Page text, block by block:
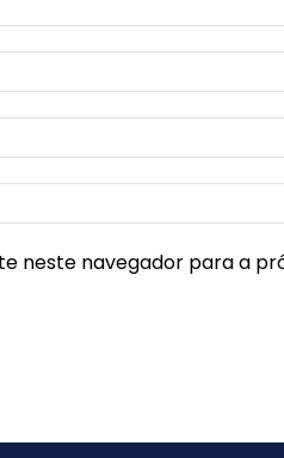
neste navegador para a